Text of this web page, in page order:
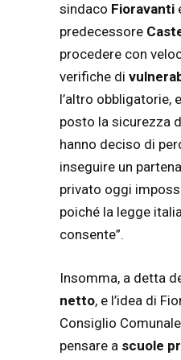
sindaco Fioravanti
predecessore
procedere con
verifiche di
l’altro obbligatorie,
posto la sicurezza
hanno deciso di
inseguire un
privato oggi
poiché la legge
consente”.
Insomma, a detta
netto, e l’idea di
Consiglio
pensare a scuole